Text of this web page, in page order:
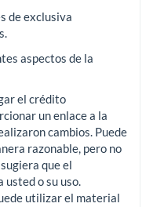
de exclusiva
aspectos de la
el crédito
un enlace a la
cambios. Puede
razonable, pero no
que el
usted o su uso.
utilizar el material